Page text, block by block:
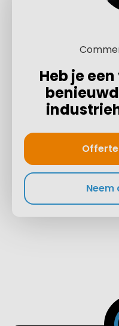
Heb je